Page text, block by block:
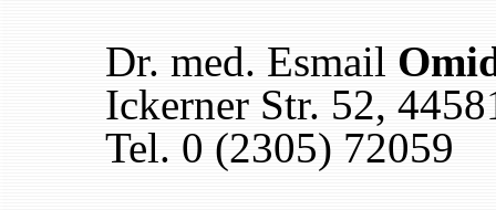
Dr. med. Esmail
Ickerner Str. 52,
Tel. 0 (2305) 72059